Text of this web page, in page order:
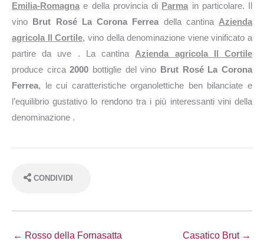
Emilia-Romagna e della provincia di Parma in particolare. Il
vino Brut Rosé La Corona Ferrea della cantina Azienda
agricola Il Cortile, vino della denominazione viene vinificato a
partire da uve . La cantina Azienda agricola Il Cortile
produce circa2000 bottiglie del vino Brut Rosé La Corona
Ferrea, le cui caratteristiche organolettiche ben bilanciate e
l’equilibrio gustativo lo rendono tra i più interessanti vini della
denominazione .
CONDIVIDI
← Rosso della Fornasatta Casatico Brut →